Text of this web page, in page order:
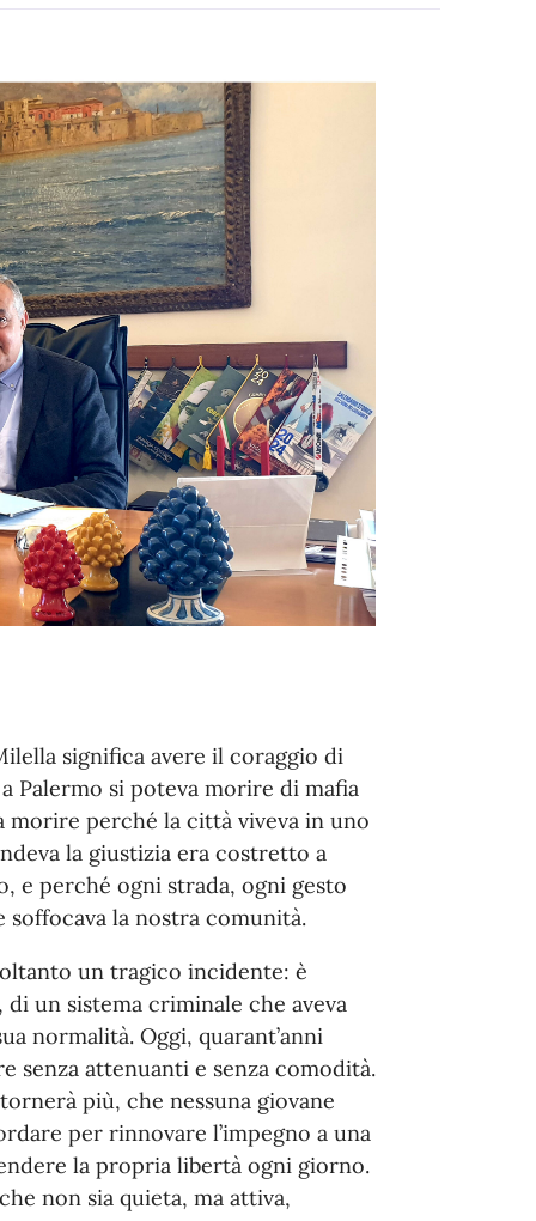
significa avere il coraggio di
Palermo si poteva morire di mafia
morire perché la città viveva in uno
la giustizia era costretto a
e perché ogni strada, ogni gesto
la nostra comunità.
un tragico incidente: è
un sistema criminale che aveva
normalità. Oggi, quarant’anni
senza attenuanti e senza comodità.
più, che nessuna giovane
per rinnovare l’impegno a una
la propria libertà ogni giorno.
non sia quieta, ma attiva,